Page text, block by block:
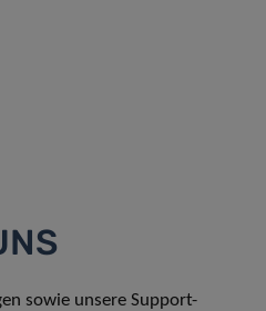
sowie unsere Support-